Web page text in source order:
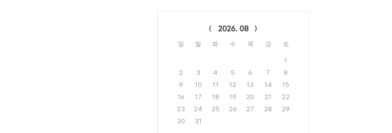
2026. 08
일 월 화 수 목 금 토
1
2
3 4 5 6 7
8
9
10 11 12 13 14
15
16
17 18 19 20 21
22
23
24 25 26 27 28
29
30
31